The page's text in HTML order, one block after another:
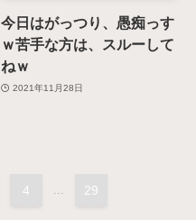
今日はがっつり、愚痴っす
ｗ苦手な方は、スルーして
ねｗ
2021年11月28日
4 29